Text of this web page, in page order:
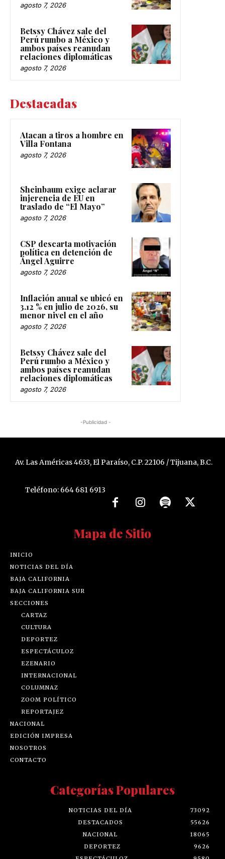
agosto 7, 2026
Betssy Chávez sale del
Perú rumbo a México y
ambos países reanudan
relaciones diplomáticas
agosto 7, 2026
Destacadas
Atacan a tiros a hombre en
Villa Fontana
agosto 7, 2026
Sheinbaum exige aclarar
injerencia de EU en
traslado de “El Mayo”
agosto 7, 2026
CSP descarta motivación
política en detención de
Ángel Aguirre
agosto 7, 2026
Inflación anual se ubicó en
3.12 % en julio de 2026, su
menor nivel en el año
agosto 7, 2026
Betssy Chávez sale del
Perú rumbo a México y
ambos países reanudan
relaciones diplomáticas
agosto 7, 2026
-Publicidad -
Av. Las Américas 4633, El Paraíso, C.P. 22106 / Tijuana, B.C.
Teléfono: 664 681 6913
Mapa de Sitio
INICIO
NOTICIAS DEL DÍA
BAJA CALIFORNIA
BAJA CALIFORNIA SUR
SECCIONES
CARTAZ
CULTURA
DEPORTEZ
ESPECTÁCULOZ
EZENARIO
INTERNACIONAL
COLUMNAZ
ZOOM POLÍTICO
REPORTAJEZ
NACIONAL
EDICIÓN IMPRESA
NOSOTROS
CONTACTO
Categorías Populares
NOTICIAS DEL DÍA
73092
DESTACADOS
55626
NACIONAL
18065
DEPORTEZ
9626